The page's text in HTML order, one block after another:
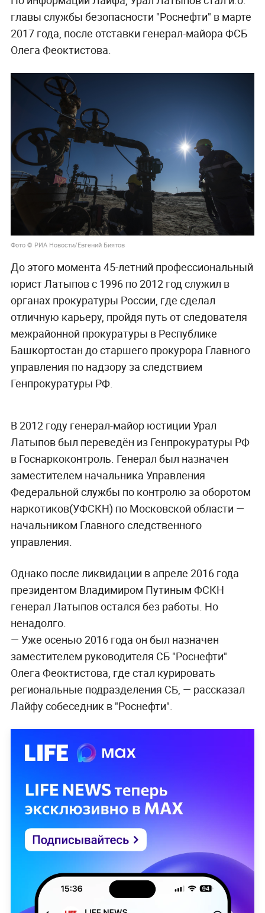
главы службы безопасности "Роснефти" в марте
2017 года, после отставки генерал-майора ФСБ
Олега Феоктистова.
Фото © РИА Новости/Евгений Биятов
До этого момента 45-летний профессиональный
юрист Латыпов с 1996 по 2012 год служил в
органах прокуратуры России, где сделал
отличную карьеру, пройдя путь от следователя
межрайонной прокуратуры в Республике
Башкортостан до старшего прокурора Главного
управления по надзору за следствием
Генпрокуратуры РФ.
В 2012 году генерал-майор юстиции Урал
Латыпов был переведён из Генпрокуратуры РФ
в Госнаркоконтроль. Генерал был назначен
заместителем начальника Управления
Федеральной службы по контролю за оборотом
наркотиков(УФСКН) по Московской области —
начальником Главного следственного
управления.
Однако после ликвидации в апреле 2016 года
президентом Владимиром Путиным ФСКН
генерал Латыпов остался без работы. Но
ненадолго.
— Уже осенью 2016 года он был назначен
заместителем руководителя СБ "Роснефти"
Олега Феоктистова, где стал курировать
региональные подразделения СБ, — рассказал
Лайфу собеседник в "Роснефти".